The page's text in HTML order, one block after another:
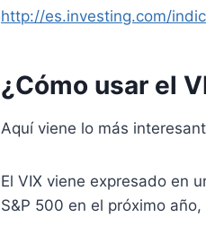
http://es.investing.com/
¿Cómo usar el
Aquí viene lo más
El VIX viene expresado en
S&P 500 en el próximo